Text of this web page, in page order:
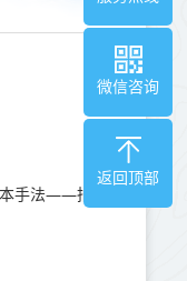
微信咨询
返回顶部